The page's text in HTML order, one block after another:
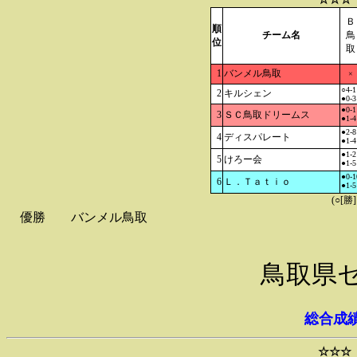
順
位
チーム名
Ｂ
鳥
取
1 バンメル鳥取 ×
2 キルシェン
○4-1
●0-3
3 ＳＣ鳥取ドリームス
●0-1
●1-4
4 ディスパレート
●2-8
●1-4
5 けろー会
●1-2
●1-5
6 Ｌ．Ｔａｔｉｏ
●0-
●1-5
(○[勝
優勝 バンメル鳥取
鳥取県
総合成
☆☆☆